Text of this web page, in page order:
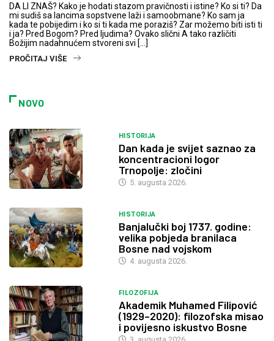
DA LI ZNAŠ? Kako je hodati stazom pravičnosti i istine? Ko si ti? Da
mi sudiš sa lancima sopstvene laži i samoobmane? Ko sam ja
kada te pobijedim i ko si ti kada me poraziš? Zar možemo biti isti ti
i ja? Pred Bogom? Pred ljudima? Ovako slični A tako različiti
Božijim nadahnućem stvoreni svi […]
PROČITAJ VIŠE
NOVO
HISTORIJA
Dan kada je svijet saznao za
koncentracioni logor
Trnopolje: zločini
5. augusta 2026.
HISTORIJA
Banjalučki boj 1737. godine:
velika pobjeda branilaca
Bosne nad vojskom
4. augusta 2026.
FILOZOFIJA
Akademik Muhamed Filipović
(1929–2020): filozofska misao
i povijesno iskustvo Bosne